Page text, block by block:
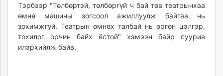
unuudur.mn
isee.mn
mglradio.com
fact.mn
Тэрбээр "Төлбөртэй, төлбөргүй ч бай төв театрынхаа
өмнө машины зогсоол ажиллуулж байгаа нь
зохимжгүй. Театрын өмнөх талбай нь өргөн цэлгэр,
тохилог орчин байх ёстой" хэмээн байр сууриа
илэрхийлж байв.